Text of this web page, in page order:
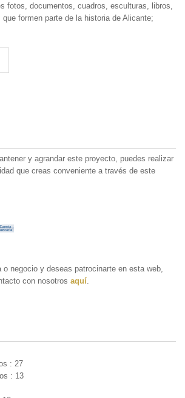
fotos, documentos, cuadros, esculturas, libros,
formen parte de la historia de Alicante;
y agrandar este proyecto, puedes realizar
que creas conveniente a través de este
negocio y deseas patrocinarte en esta web,
con nosotros aquí
: 27
: 13